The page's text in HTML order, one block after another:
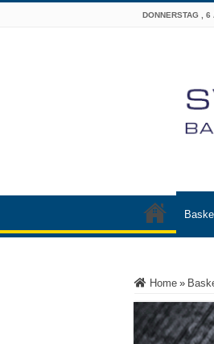
DONNERSTAG , 6
Home »